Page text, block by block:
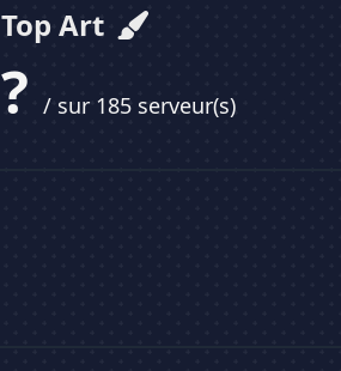
Top Art
? / sur 185 serveur(s)